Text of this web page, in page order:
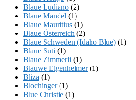
Blaue Ludiano (2)
Blaue Mandel (1)
Blaue Mauritius (1)
Blaue Österreich (2)
Blaue Schweden (Idaho Blue) (1)
Blaue Suti (1)
Blaue Zimmerli (1)
Blauwe Eigenheimer(1)
Bliza (1)
Blochinger(1)
Blue Christie (1)